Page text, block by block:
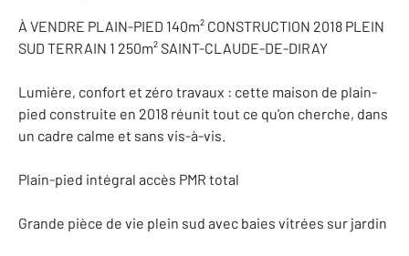
À VENDRE PLAIN-PIED 140m² CONSTRUCTION 2018 PLEIN
SUD TERRAIN 1 250m² SAINT-CLAUDE-DE-DIRAY
Lumière, confort et zéro travaux : cette maison de plain-
pied construite en 2018 réunit tout ce qu'on cherche, dans
un cadre calme et sans vis-à-vis.
Plain-pied intégral accès PMR total
Grande pièce de vie plein sud avec baies vitrées sur jardin